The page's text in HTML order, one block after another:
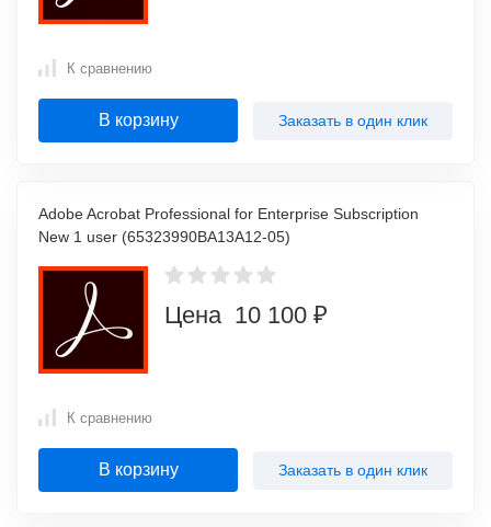
К сравнению
В корзину Заказать в один клик
Adobe Acrobat Professional for Enterprise Subscription
New 1 user (65323990BA13A12-05)
Цена 10 100 ₽
К сравнению
В корзину Заказать в один клик